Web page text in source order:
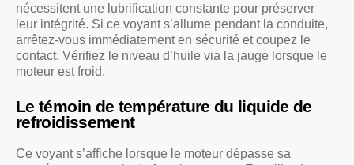
nécessitent une lubrification constante pour préserver
leur intégrité. Si ce voyant s’allume pendant la conduite,
arrêtez-vous immédiatement en sécurité et coupez le
contact. Vérifiez le niveau d’huile via la jauge lorsque le
moteur est froid.
Le témoin de température du liquide de
refroidissement
Ce voyant s’affiche lorsque le moteur dépasse sa